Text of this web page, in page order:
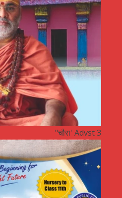
"चौरा' Advst 3